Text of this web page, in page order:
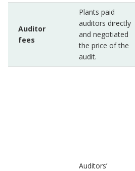
Auditor
fees
Plants paid
auditors directly
and negotiated
the price of the
audit.
Auditors’